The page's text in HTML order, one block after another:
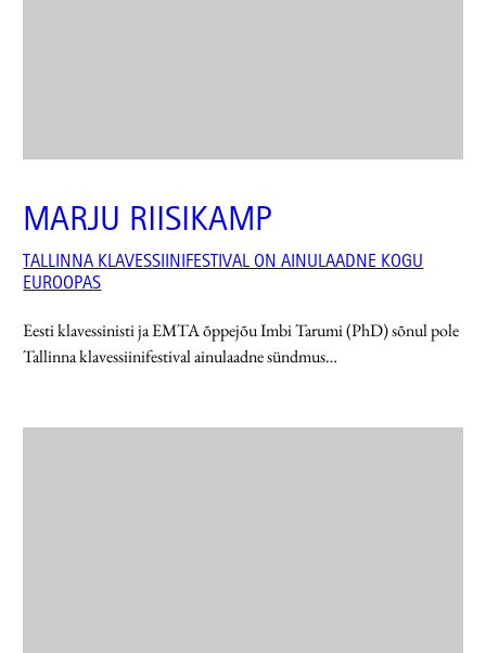
MARJU RIISIKAMP
TALLINNA KLAVESSIINIFESTIVAL ON AINULAADNE KOGU
EUROOPAS
Eesti klavessinisti ja EMTA õppejõu Imbi Tarumi (PhD) sõnul pole
Tallinna klavessiinifestival ainulaadne sündmus…